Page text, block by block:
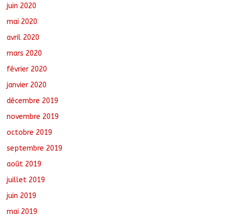
juin 2020
mai 2020
avril 2020
mars 2020
février 2020
janvier 2020
décembre 2019
novembre 2019
octobre 2019
septembre 2019
août 2019
juillet 2019
juin 2019
mai 2019